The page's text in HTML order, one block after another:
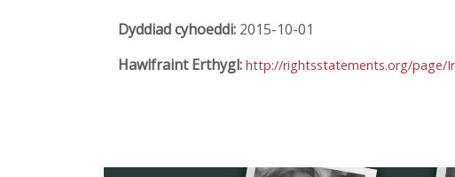
Dyddiad cyhoeddi: 2015-10-01
Hawlfraint Erthygl: http://rightsstatements.org/page/